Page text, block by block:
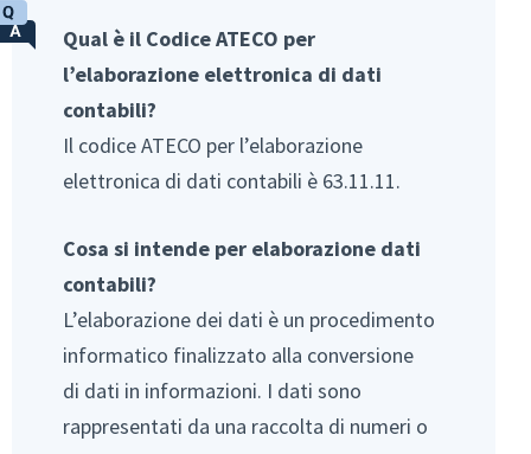
Qual è il Codice ATECO per
l’elaborazione elettronica di dati
contabili?
Il codice ATECO per l’elaborazione
elettronica di dati contabili è 63.11.11.
Cosa si intende per elaborazione dati
contabili?
L’elaborazione dei dati è un procedimento
informatico finalizzato alla conversione
di dati in informazioni. I dati sono
rappresentati da una raccolta di numeri o